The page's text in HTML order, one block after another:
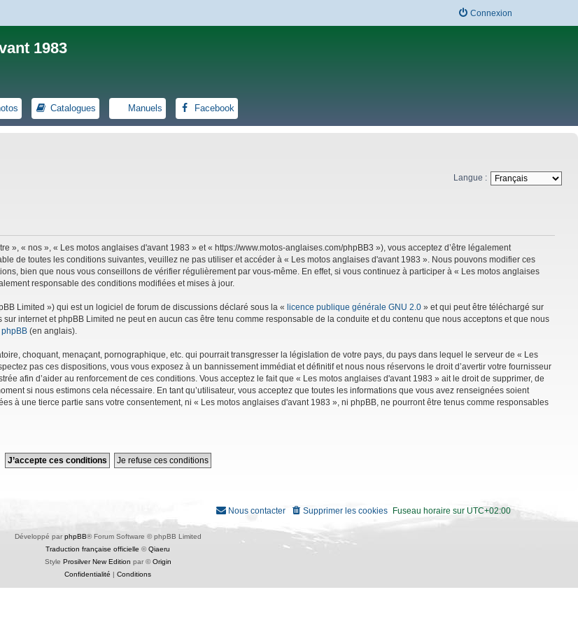
Connexion
1983
Catalogues Manuels Facebook
Langue :
», « nos », « Les motos anglaises d'avant 1983 » et « https://www.motos-anglaises.com/phpBB3 »), vous acceptez d’être légalement
de toutes les conditions suivantes, veuillez ne pas utiliser et accéder à « Les motos anglaises d'avant 1983 ». Nous pouvons modifier ces
bien que nous vous conseillons de vérifier régulièrement par vous-même. En effet, si vous continuez à participer à « Les motos anglaises
responsable des conditions modifiées et mises à jour.
Limited ») qui est un logiciel de forum de discussions déclaré sous la « licence publique générale GNU 2.0 » et qui peut être téléchargé sur
internet et phpBB Limited ne peut en aucun cas être tenu comme responsable de la conduite et du contenu que nous acceptons et que nous
(en anglais).
choquant, menaçant, pornographique, etc. qui pourrait transgresser la législation de votre pays, du pays dans lequel le serveur de « Les
pas ces dispositions, vous vous exposez à un bannissement immédiat et définitif et nous nous réservons le droit d’avertir votre fournisseur
afin d’aider au renforcement de ces conditions. Vous acceptez le fait que « Les motos anglaises d'avant 1983 » ait le droit de supprimer, de
si nous estimons cela nécessaire. En tant qu’utilisateur, vous acceptez que toutes les informations que vous avez renseignées soient
à une tierce partie sans votre consentement, ni « Les motos anglaises d'avant 1983 », ni phpBB, ne pourront être tenus comme responsables
Fuseau horaire sur UTC+02:00
Supprimer les cookies
Nous contacter
Développé par phpBB® Forum Software © phpBB Limited
Traduction française officielle ©Qiaeru
Style Prosilver New Edition par ©Origin
Confidentialité | Conditions